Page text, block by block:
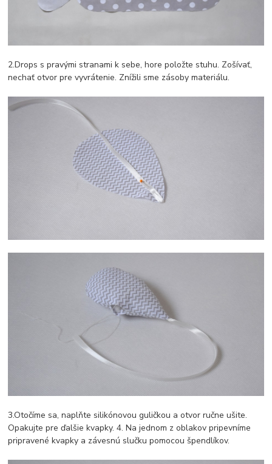
2.Drops s pravými stranami k sebe, hore položte stuhu. Zošívať,
nechať otvor pre vyvrátenie. Znížili sme zásoby materiálu.
3.Otočíme sa, naplňte silikónovou guličkou a otvor ručne ušite.
Opakujte pre ďalšie kvapky. 4. Na jednom z oblakov pripevníme
pripravené kvapky a závesnú slučku pomocou špendlíkov.